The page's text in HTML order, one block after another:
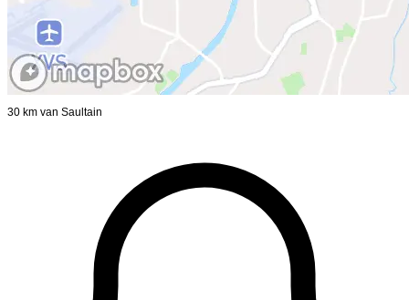
30 km van Saultain